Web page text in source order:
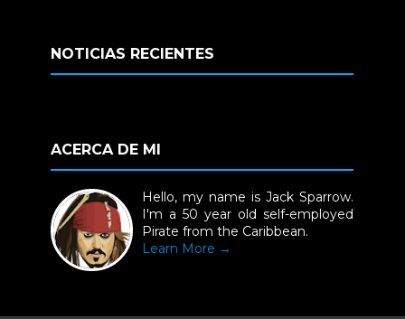
NOTICIAS RECIENTES
ACERCA DE MI
Hello, my name is Jack Sparrow.
I'm a 50 year old self-employed
Pirate from the Caribbean.
Learn More →